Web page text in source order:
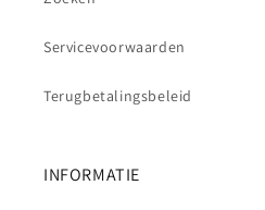
Servicevoorwaarden
Terugbetalingsbeleid
INFORMATIE